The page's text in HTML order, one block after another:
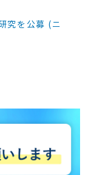
究を公募 (ニ